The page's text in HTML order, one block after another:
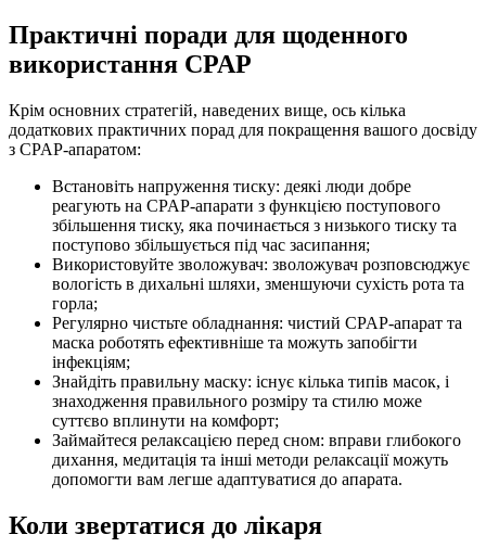
Практичні поради для щоденного
використання CPAP
Крім основних стратегій, наведених вище, ось кілька
додаткових практичних порад для покращення вашого досвіду
з CPAP-апаратом:
Встановіть напруження тиску: деякі люди добре
реагують на CPAP-апарати з функцією поступового
збільшення тиску, яка починається з низького тиску та
поступово збільшується під час засипання;
Використовуйте зволожувач: зволожувач розповсюджує
вологість в дихальні шляхи, зменшуючи сухість рота та
горла;
Регулярно чистьте обладнання: чистий CPAP-апарат та
маска роботять ефективніше та можуть запобігти
інфекціям;
Знайдіть правильну маску: існує кілька типів масок, і
знаходження правильного розміру та стилю може
суттєво вплинути на комфорт;
Займайтеся релаксацією перед сном: вправи глибокого
дихання, медитація та інші методи релаксації можуть
допомогти вам легше адаптуватися до апарата.
Коли звертатися до лікаря